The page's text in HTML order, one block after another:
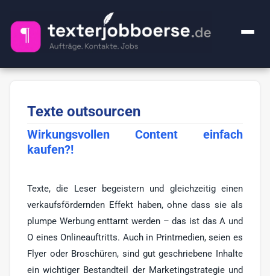
Kategorien
Alle Jobs
Lektorat
Premium
KI-Sachen
Impressum
Texte outsourcen
Wirkungsvollen Content einfach
kaufen?!
Texte, die Leser begeistern und gleichzeitig einen
verkaufsfördernden Effekt haben, ohne dass sie als
plumpe Werbung enttarnt werden – das ist das A und
O eines Onlineauftritts. Auch in Printmedien, seien es
Flyer oder Broschüren, sind gut geschriebene Inhalte
ein wichtiger Bestandteil der Marketingstrategie und